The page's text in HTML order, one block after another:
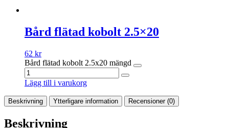
Bård flätad kobolt 2.5×20
62 kr
Bård flätad kobolt 2.5x20 mängd
Lägg till i varukorg
Beskrivning Ytterligare information Recensioner (0)
Beskrivning